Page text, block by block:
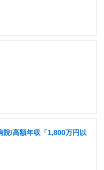
院/高額年収「1,800万円以